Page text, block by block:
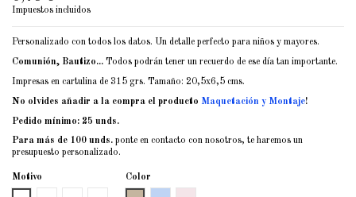
Impuestos incluidos
Personalizado con todos los datos. Un detalle perfecto para niños y mayores.
Comunión, Bautizo... Todos podrán tener un recuerdo de ese día tan importante.
Impresas en cartulina de 315 grs. Tamaño: 20,5x6,5 cms.
No olvides añadir a la compra el producto Maquetación y Montaje!
Pedido mínimo: 25 unds.
Para más de 100 unds. ponte en contacto con nosotros, te haremos un
presupuesto personalizado.
Motivo Color